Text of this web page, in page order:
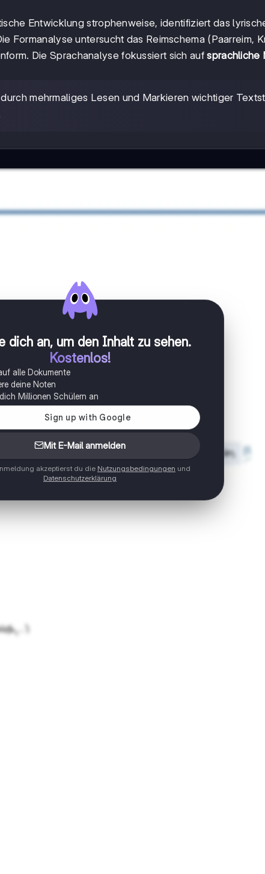
Entwicklung strophenweise, identifiziert das
Formanalyse untersucht das Reimschema (Paarreim,
Die Sprachanalyse fokussiert sich aufsprachliche
mehrmaliges Lesen und Markieren wichtiger
dich an, um den Inhalt zu sehen.
Kostenlos!
alle Dokumente
deine Noten
Millionen Schülern an
Mit E-Mail anmelden
akzeptierst du die Nutzungsbedingungen und
Datenschutzerklärung